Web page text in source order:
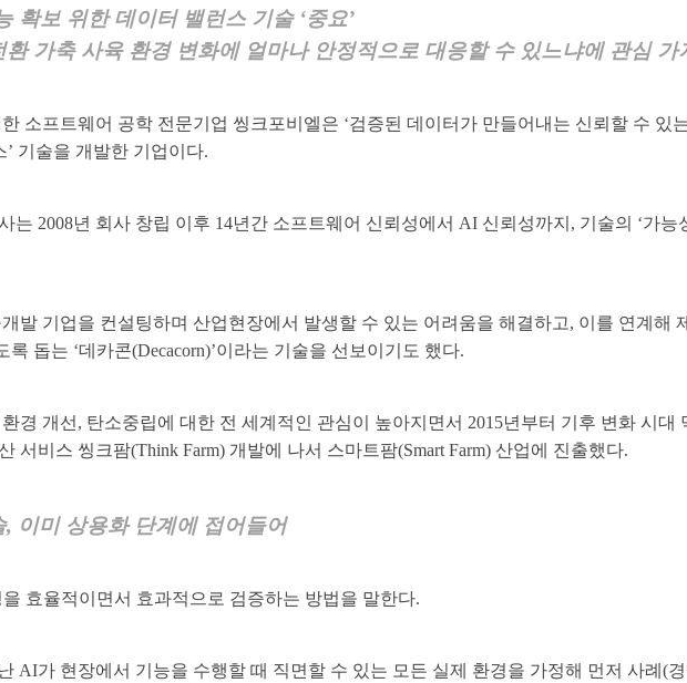
확보 위한데이터 밸런스 기술 ‘중요’
환가축 사육 환경 변화에 얼마나 안정적으로 대응할 수 있느냐에 관심 가
소프트웨어 공학 전문기업 씽크포비엘은 ‘검증된 데이터가 만들어내는 신뢰할 수 있
기술을 개발한 기업이다.
는 2008년 회사 창립 이후 14년간 소프트웨어 신뢰성에서 AI 신뢰성까지, 기술의 ‘가
발 기업을 컨설팅하며 산업현장에서 발생할 수 있는 어려움을 해결하고, 이를 연계해
돕는 ‘데카콘(Decacorn)’이라는 기술을 선보이기도 했다.
경 개선, 탄소중립에 대한 전 세계적인 관심이 높아지면서 2015년부터 기후 변화 시
서비스 씽크팜(Think Farm) 개발에 나서 스마트팜(Smart Farm) 산업에 진출했다.
이미 상용화 단계에 접어들어
효율적이면서 효과적으로 검증하는 방법을 말한다.
AI가 현장에서 기능을 수행할 때 직면할 수 있는 모든 실제 환경을 가정해 먼저 사례(